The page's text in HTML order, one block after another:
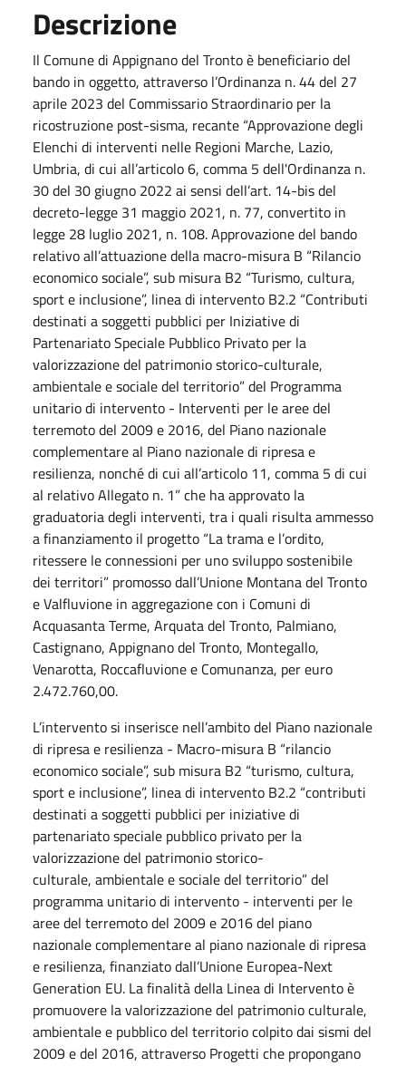
Descrizione
Il Comune di Appignano del Tronto è beneficiario del
bando in oggetto, attraverso l’Ordinanza n. 44 del 27
aprile 2023 del Commissario Straordinario per la
ricostruzione post-sisma, recante “Approvazione degli
Elenchi di interventi nelle Regioni Marche, Lazio,
Umbria, di cui all’articolo 6, comma 5 dell'Ordinanza n.
30 del 30 giugno 2022 ai sensi dell’art. 14-bis del
decreto-legge 31 maggio 2021, n. 77, convertito in
legge 28 luglio 2021, n. 108. Approvazione del bando
relativo all’attuazione della macro-misura B “Rilancio
economico sociale”, sub misura B2 “Turismo, cultura,
sport e inclusione”, linea di intervento B2.2 “Contributi
destinati a soggetti pubblici per Iniziative di
Partenariato Speciale Pubblico Privato per la
valorizzazione del patrimonio storico-culturale,
ambientale e sociale del territorio” del Programma
unitario di intervento - Interventi per le aree del
terremoto del 2009 e 2016, del Piano nazionale
complementare al Piano nazionale di ripresa e
resilienza, nonché di cui all’articolo 11, comma 5 di cui
al relativo Allegato n. 1” che ha approvato la
graduatoria degli interventi, tra i quali risulta ammesso
a finanziamento il progetto “La trama e l’ordito,
ritessere le connessioni per uno sviluppo sostenibile
dei territori” promosso dall’Unione Montana del Tronto
e Valfluvione in aggregazione con i Comuni di
Acquasanta Terme, Arquata del Tronto, Palmiano,
Castignano, Appignano del Tronto, Montegallo,
Venarotta, Roccafluvione e Comunanza, per euro
2.472.760,00.
L’intervento si inserisce nell’ambito del Piano nazionale
di ripresa e resilienza - Macro-misura B “rilancio
economico sociale”, sub misura B2 “turismo, cultura,
sport e inclusione”, linea di intervento B2.2 “contributi
destinati a soggetti pubblici per iniziative di
partenariato speciale pubblico privato per la
valorizzazione del patrimonio storico-
culturale, ambientale e sociale del territorio” del
programma unitario di intervento - interventi per le
aree del terremoto del 2009 e 2016 del piano
nazionale complementare al piano nazionale di ripresa
e resilienza, finanziato dall’Unione Europea-Next
Generation EU. La finalità della Linea di Intervento è
promuovere la valorizzazione del patrimonio culturale,
ambientale e pubblico del territorio colpito dai sismi del
2009 e del 2016, attraverso Progetti che propongano